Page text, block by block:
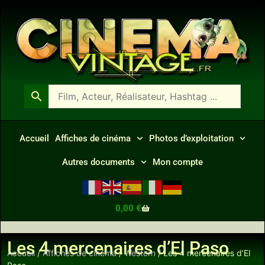
Accueil Affiches de cinéma Photos d’exploitation
Autres documents Mon compte
0,00 €
Les 4 mercenaires d’El Paso
Accueil /Affiches de cinéma/Western/ Les 4 mercenaires d’El